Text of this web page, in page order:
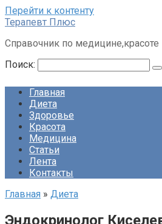
Перейти к контенту
Терапевт Плюс
Справочник по
Поиск:
Главная
Диета
Здоровье
Красота
Медицина
Статьи
Лента
Контакты
Главная » Диета
Эндокринолог